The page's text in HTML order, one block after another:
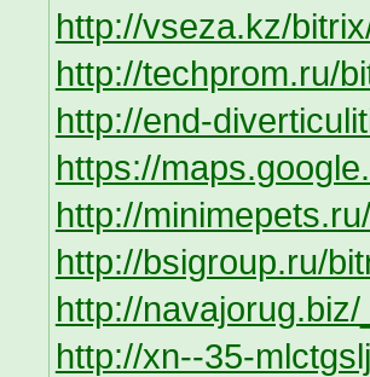
http://vseza.kz/
http://techprom.ru/
http://end-
https://
http://
http://bsigroup.ru/
http://
http://xn--35-